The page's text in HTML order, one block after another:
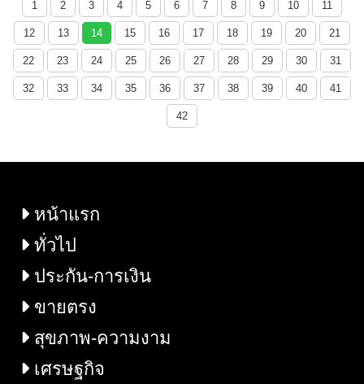
1 2 3 4 5 6 7 8 9 10 11
12 13 14 15 16 17 18 19 20 21
22 23 24 25 26 27 28 29 30 31
32 33 34 35 36 37 38 39 40 41
42
หน้าแรก
ทั่วไป
ประกัน-การเงิน
ขายตรง
สุขภาพ-ความงาม
เศรษฐกิจ